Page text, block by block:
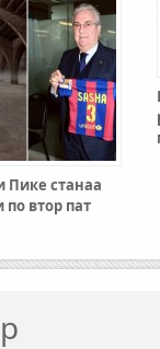
Пике станаа
по втор пат